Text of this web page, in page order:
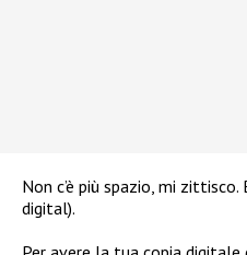
Non c’è più spazio, mi
digital).